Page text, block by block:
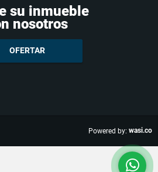
su inmueble
nosotros
OFERTAR
Powered by: wasi.co